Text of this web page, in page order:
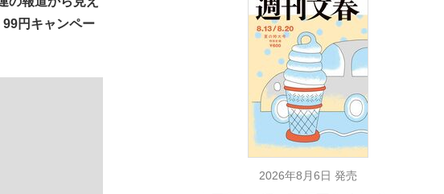
円キャンペー
2026年8月6日 発売